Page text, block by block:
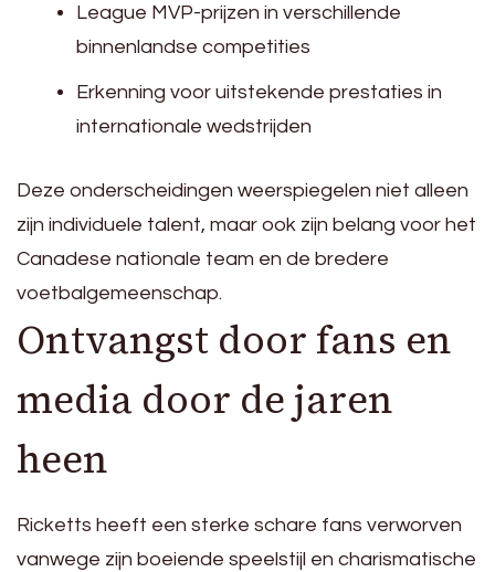
League MVP-prijzen in verschillende
binnenlandse competities
Erkenning voor uitstekende prestaties in
internationale wedstrijden
Deze onderscheidingen weerspiegelen niet alleen
zijn individuele talent, maar ook zijn belang voor het
Canadese nationale team en de bredere
voetbalgemeenschap.
Ontvangst door fans en
media door de jaren
heen
Ricketts heeft een sterke schare fans verworven
vanwege zijn boeiende speelstijl en charismatische